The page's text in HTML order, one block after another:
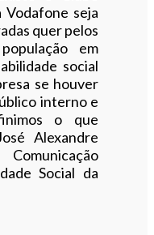
Vodafone seja
quer pelos
em
social
se houver
interno e
o que
Alexandre
Social da